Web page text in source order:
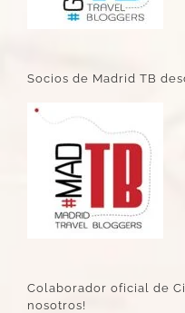
Socios de Madrid TB
Colaborador oficial de
nosotros!